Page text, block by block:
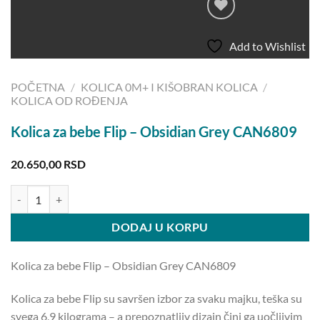
Add to Wishlist
POČETNA / KOLICA 0M+ I KIŠOBRAN KOLICA /
KOLICA OD ROĐENJA
Kolica za bebe Flip – Obsidian Grey CAN6809
20.650,00 RSD
DODAJ U KORPU
Kolica za bebe Flip – Obsidian Grey CAN6809
Kolica za bebe Flip su savršen izbor za svaku majku, teška su
svega 6,9 kilograma – a prepoznatljiv dizajn čini ga uočljivim